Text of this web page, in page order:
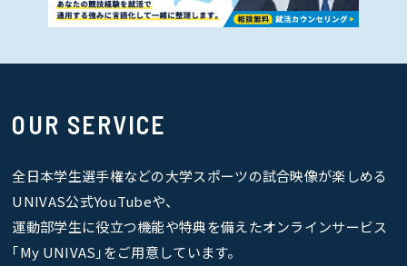
OUR SERVICE
全日本学生選手権などの大学スポーツの試合映像が楽しめる
UNIVAS公式YouTubeや、
運動部学生に役立つ機能や特典を備えたオンラインサービス
｢My UNIVAS｣をご用意しています。